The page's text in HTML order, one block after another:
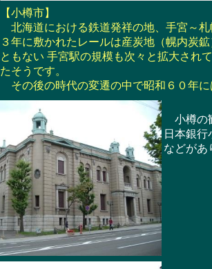
【小樽市】
北海道における鉄道発祥の地、手宮～札
３年に敷かれたレールは産炭地（幌内炭
ともない 手宮駅の規模も次々と拡大され
たそうです。
その後の時代の変遷の中で昭和６０年に
小樽の
日本銀
などがあ